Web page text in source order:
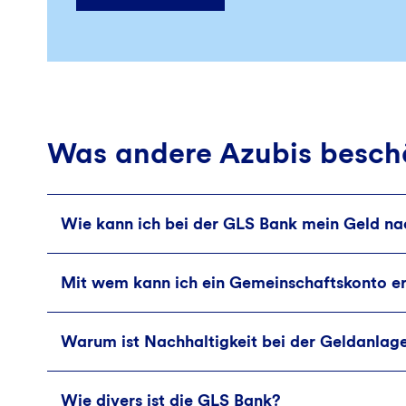
Was andere Azubis
Wie kann ich bei der GLS Bank mein Geld
Bei uns findest Du alle Anlagemöglichkeiten,
Wirtschaftsweisen innerhalb der planetaren
aller Angebote. Bei uns findest Du für
Mit wem kann ich ein Gemeinschaftskonto
Du kannst als 2-er WG, Paar oder mit einer
Warum ist Nachhaltigkeit bei der
Wie wir unser Geld investieren, hat Einfluss
Wie divers ist die GLS Bank?